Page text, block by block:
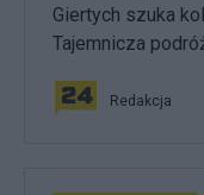
Giertych szuka
Tajemnicza
Redakcja